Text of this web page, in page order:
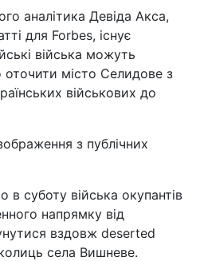
аналітика Девіда Акса,
для Forbes, існує
війська можуть
оточити місто Селидове з
військових до
з публічних
в суботу війська окупантів
напрямку від
вздовж deserted
села Вишневе.